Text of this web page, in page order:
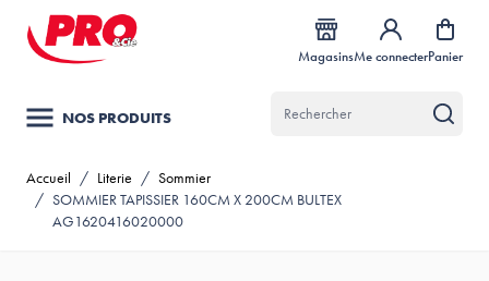
Allez au contenu
MagasinsMe connecterPanier
NOS PRODUITS
Accueil / Literie / Sommier
/ SOMMIER TAPISSIER 160CM X 200CM BULTEX
AG1620416020000